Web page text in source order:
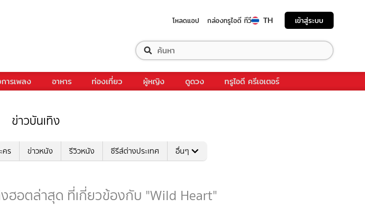
โหลดแอป กล่องทรูไอดี ทีวี TH เข้าสู่ระบบ
ารเพลง อาหาร ท่องเที่ยว ผู้หญิง ดูดวง ทรูไอดี ครีเอเตอร์
ข่าวบันเทิง
คร ข่าวหนัง รีวิวหนัง ซีรีส์ต่างประเทศ อื่นๆ
ฮอตล่าสุด ที่เกี่ยวข้องกับ "Wild Heart"